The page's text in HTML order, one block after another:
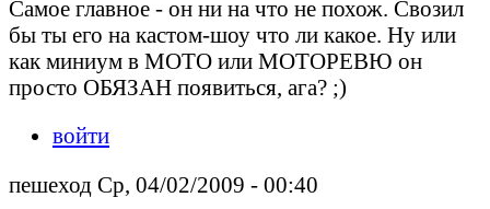
Самое главное - он ни на что не похож. Свозил
бы ты его на кастом-шоу что ли какое. Ну или
как миниум в МОТО или МОТОРЕВЮ он
просто ОБЯЗАН появиться, ага? ;)
войти
пешеход Ср, 04/02/2009 - 00:40